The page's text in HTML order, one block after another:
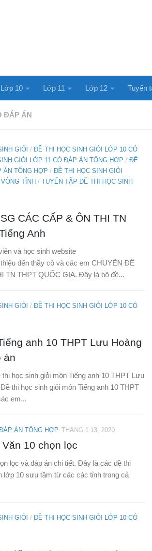
Lớp 10 Lớp 11 Lớp 12 Tuyển
ĐÁP ÁN
GIỎI / ĐỀ THI HỌC SINH GIỎI LỚP 10 CÓ
GIỎI LỚP 11 CÓ ĐÁP ÁN TỔNG HỢP / ĐỀ
ÁN TỔNG HỢP / ĐỀ THI HỌC SINH GIỎI
TỈNH / TUYỂN TẬP ĐỀ THI HỌC SINH
CÁC CẤP & ÔN THI TN
Anh
và học sinh website
đến thầy cô và các em CHUYÊN ĐỀ
TN THPT QUỐC GIA. Đây là bộ đề...
GIỎI / ĐỀ THI HỌC SINH GIỎI LỚP 10 CÓ
anh 10 THPT Lưu Hoàng
án
học sinh giỏi môn Tiếng anh 10 THPT Lưu
thi học sinh giỏi môn Tiếng anh 10 THPT
em...
ÁN TỔNG HỢP THÁNG 1 13, 2020
10 chọn lọc
lọc và đáp án chi tiết. Đây là các đề thi
lớp 10 sưu tầm từ các các tỉnh trong cả
GIỎI / ĐỀ THI HỌC SINH GIỎI LỚP 10 CÓ